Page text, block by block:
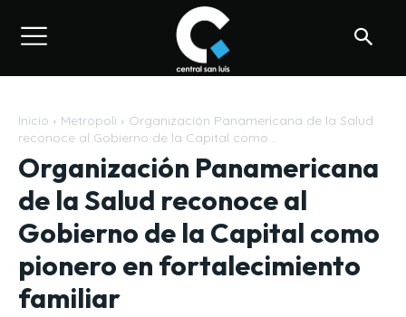
Inicio Metropoli
Organización Panamericana de la Salud
reconoce al Gobierno de la Capital como...
Organización Panamericana
de la Salud reconoce al
Gobierno de la Capital como
pionero en fortalecimiento
familiar